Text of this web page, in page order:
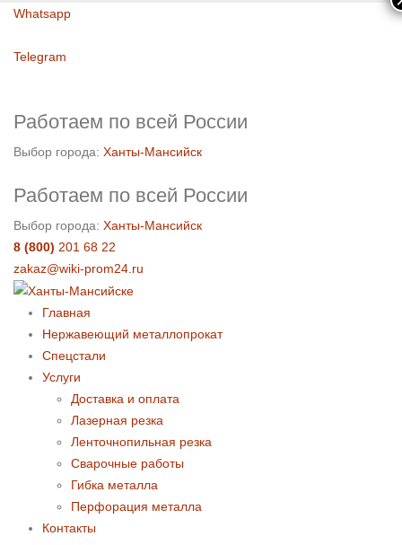
Whatsapp
Telegram
Работаем по всей России
Выбор города: Ханты-Мансийск
Работаем по всей России
Выбор города: Ханты-Мансийск
8 (800) 201 68 22
zakaz@wiki-prom24.ru
Главная
Нержавеющий металлопрокат
Спецстали
Услуги
Доставка и оплата
Лазерная резка
Ленточнопильная резка
Сварочные работы
Гибка металла
Перфорация металла
Контакты